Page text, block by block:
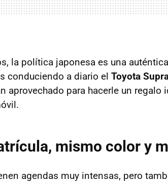
la política japonesa es una
conduciendo a diario el Toyota
aprovechado para hacerle un regalo
mismo color y
agendas muy intensas, pero